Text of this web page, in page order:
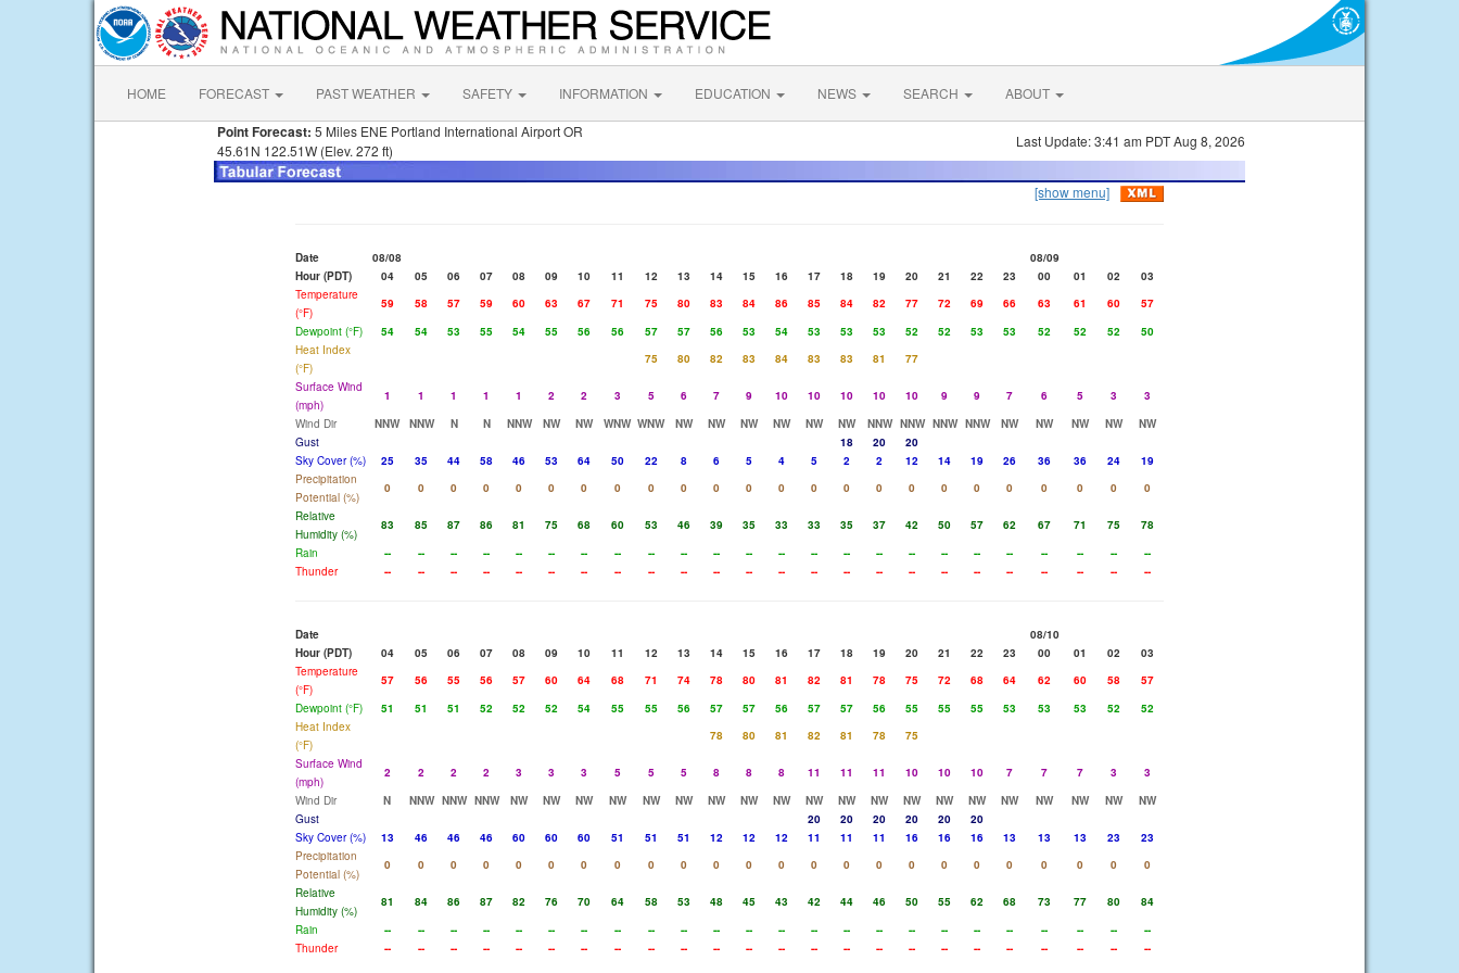
HOME FORECAST PAST WEATHER SAFETY INFORMATION EDUCATION NEWS SEARCH ABOUT
Point Forecast: 5 Miles ENE Portland International Airport OR
45.61N 122.51W (Elev. 272 ft)
Last Update: 3:41 am PDT Aug 8, 2026
[show menu]
Date 08/08
08/09
Hour (PDT)
04 05 06 07 08 09 10 11 12 13 14 15 16 17 18 19 20 21 22 23 00 01 02
03
Temperature
(°F)
59 58 57 59 60 63 67 71 75 80 83 84 86 85 84 82 77 72 69 66 63 61 60
57
Dewpoint (°F)
54 54 53 55 54 55 56 56 57 57 56 53 54 53 53 53 52 52 53 53 52 52 52
50
Heat Index
(°F)
75 80 82 83 84 83 83 81
77
Surface Wind
(mph)
1 1 1 1 1 2 2 3 5 6 7 9 10 10 10 10 10 9 9 7 6 5 3
3
Wind Dir
NNW NNW N N NNW NW NW WNW WNW NW NW NW NW NW NW NNW NNW NNW NNW NW NW NW NW
NW
Gust
18 20
20
Sky Cover (%)
25 35 44 58 46 53 64 50 22 8 6 5 4 5 2 2 12 14 19 26 36 36 24
19
Precipitation
Potential (%)
0 0 0 0 0 0 0 0 0 0 0 0 0 0 0 0 0 0 0 0 0 0 0
0
Relative
Humidity (%)
83 85 87 86 81 75 68 60 53 46 39 35 33 33 35 37 42 50 57 62 67 71 75
78
Rain
-- -- -- -- -- -- -- -- -- -- -- -- -- -- -- -- -- -- -- -- -- -- --
--
Thunder
-- -- -- -- -- -- -- -- -- -- -- -- -- -- -- -- -- -- -- -- -- -- -- --
Date
08/10
Hour (PDT)
04 05 06 07 08 09 10 11 12 13 14 15 16 17 18 19 20 21 22 23 00 01 02
03
Temperature
(°F)
57 56 55 56 57 60 64 68 71 74 78 80 81 82 81 78 75 72 68 64 62 60 58
57
Dewpoint (°F)
51 51 51 52 52 52 54 55 55 56 57 57 56 57 57 56 55 55 55 53 53 53 52
52
Heat Index
(°F)
78 80 81 82 81 78
75
Surface Wind
(mph)
2 2 2 2 3 3 3 5 5 5 8 8 8 11 11 11 10 10 10 7 7 7 3
3
Wind Dir
N NNW NNW NNW NW NW NW NW NW NW NW NW NW NW NW NW NW NW NW NW NW NW NW
NW
Gust
20 20 20 20 20
20
Sky Cover (%)
13 46 46 46 60 60 60 51 51 51 12 12 12 11 11 11 16 16 16 13 13 13 23
23
Precipitation
Potential (%)
0 0 0 0 0 0 0 0 0 0 0 0 0 0 0 0 0 0 0 0 0 0 0
0
Relative
Humidity (%)
81 84 86 87 82 76 70 64 58 53 48 45 43 42 44 46 50 55 62 68 73 77 80
84
Rain
-- -- -- -- -- -- -- -- -- -- -- -- -- -- -- -- -- -- -- -- -- -- --
--
Thunder
-- -- -- -- -- -- -- -- -- -- -- -- -- -- -- -- -- -- -- -- -- -- -- --